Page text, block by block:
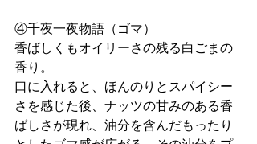
④千夜一夜物語（ゴマ）
香ばしくもオイリーさの残る白ごまの
香り。
口に入れると、ほんのりとスパイシー
さを感じた後、ナッツの甘みのある香
ばしさが現れ、油分を含んだもったり